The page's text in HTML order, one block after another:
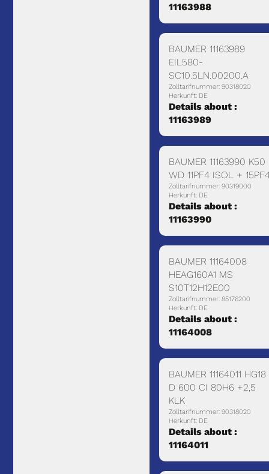
11163988
BAUMER 11163989
EIL580-
SC10.5LN.00200.A
Zolltarifnummer: 90318020
Herkunft: DE
Details about :
11163989
BAUMER 11163990 K50
WD 11PF4 ISOL +
Zolltarifnummer: 90319000
Herkunft: DE
Details about :
11163990
BAUMER 11164008
HEAG160A1 MS
S10T12H12E00
Zolltarifnummer: 85176200
Herkunft: DE
Details about :
11164008
BAUMER 11164011 HG18
D 600 CI 80H6 +2,5
KLK
Zolltarifnummer: 90318020
Herkunft: DE
Details about :
11164011